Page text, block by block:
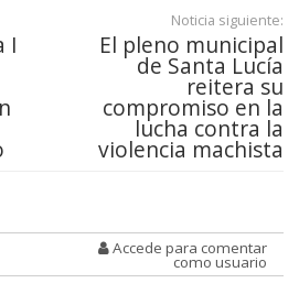
I
Noticia siguiente:
El pleno municipal
de Santa Lucía
reitera su
compromiso en la
lucha contra la
violencia machista
Accede para comentar
como usuario